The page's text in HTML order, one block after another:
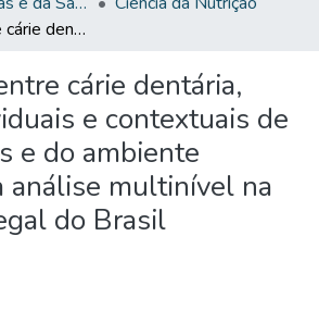
Associação entre cárie dentária, fatores individuais e contextuais de adolescentes e do ambiente escolar: uma análise multinível na Amazônia Legal do Brasil
cárie dentária,
e contextuais de
e do ambiente
análise multinível na
do Brasil